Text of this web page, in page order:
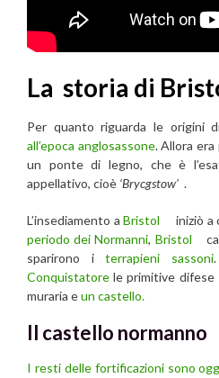
La storia di
Per quanto riguarda le origini
all’epoca anglosassone. Allora
un ponte di legno, che è
appellativo, cioè ‘Brycgstow’ .
L’insediamento aBristol iniziò a
periodo dei Normanni, Bristol
sparirono iterrapieni sassoni
Conquistatore le primitive
muraria eun castello.
Il castello normanno
I resti delle fortificazioni sono